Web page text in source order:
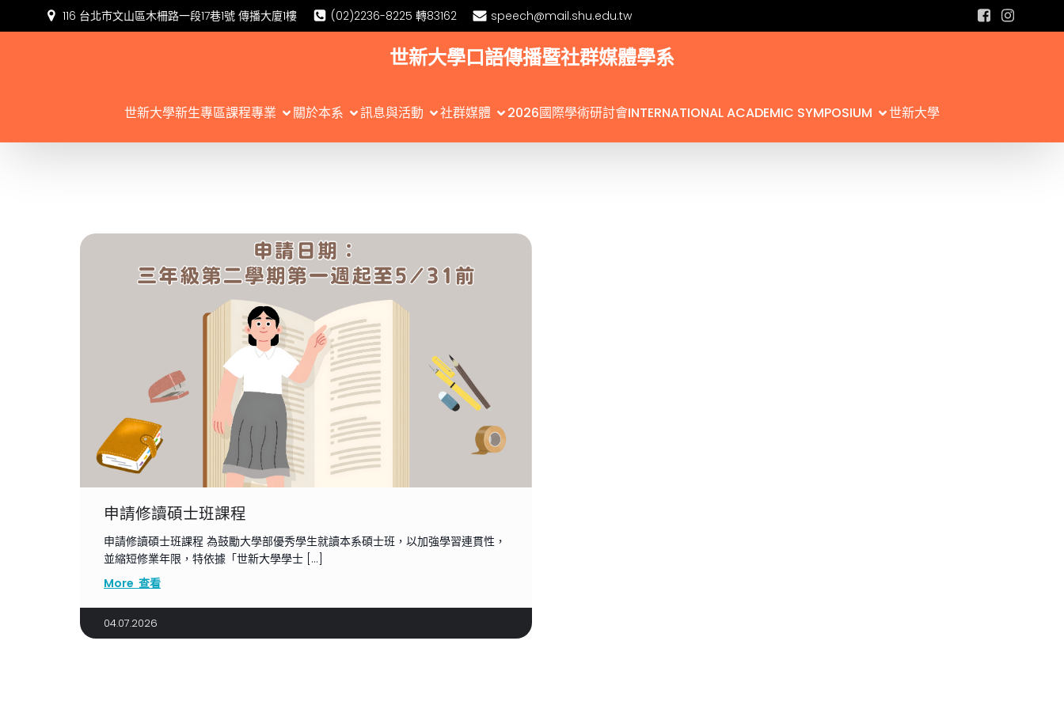
116 台北市文山區木柵路一段17巷1號 傳播大廈1樓 (02)2236-8225 轉83162 speech@mail.shu.edu.tw
世新大學口語傳播暨社群媒體學系
世新大學新生專區課程專業 關於本系 訊息與活動 社群媒體 2026國際學術研討會INTERNATIONAL ACADEMIC SYMPOSIUM 世新大學
申請修讀碩士班課程
申請修讀碩士班課程 為鼓勵大學部優秀學生就讀本系碩士班，以加強學習連貫性，
並縮短修業年限，特依據「世新大學學士 […]
More 查看
04.07.2026